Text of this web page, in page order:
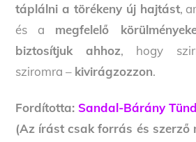
táplálni a törékeny új hajtást,
és a megfelelő
biztosítjuk ahhoz, hogy
sziromra – kivirágzozzon.
Fordította:Sandal-Bárány
(Az írást csak forrás és szerző